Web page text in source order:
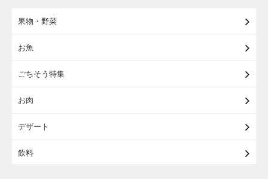
果物・野菜
お魚
ごちそう特集
お肉
デザート
飲料